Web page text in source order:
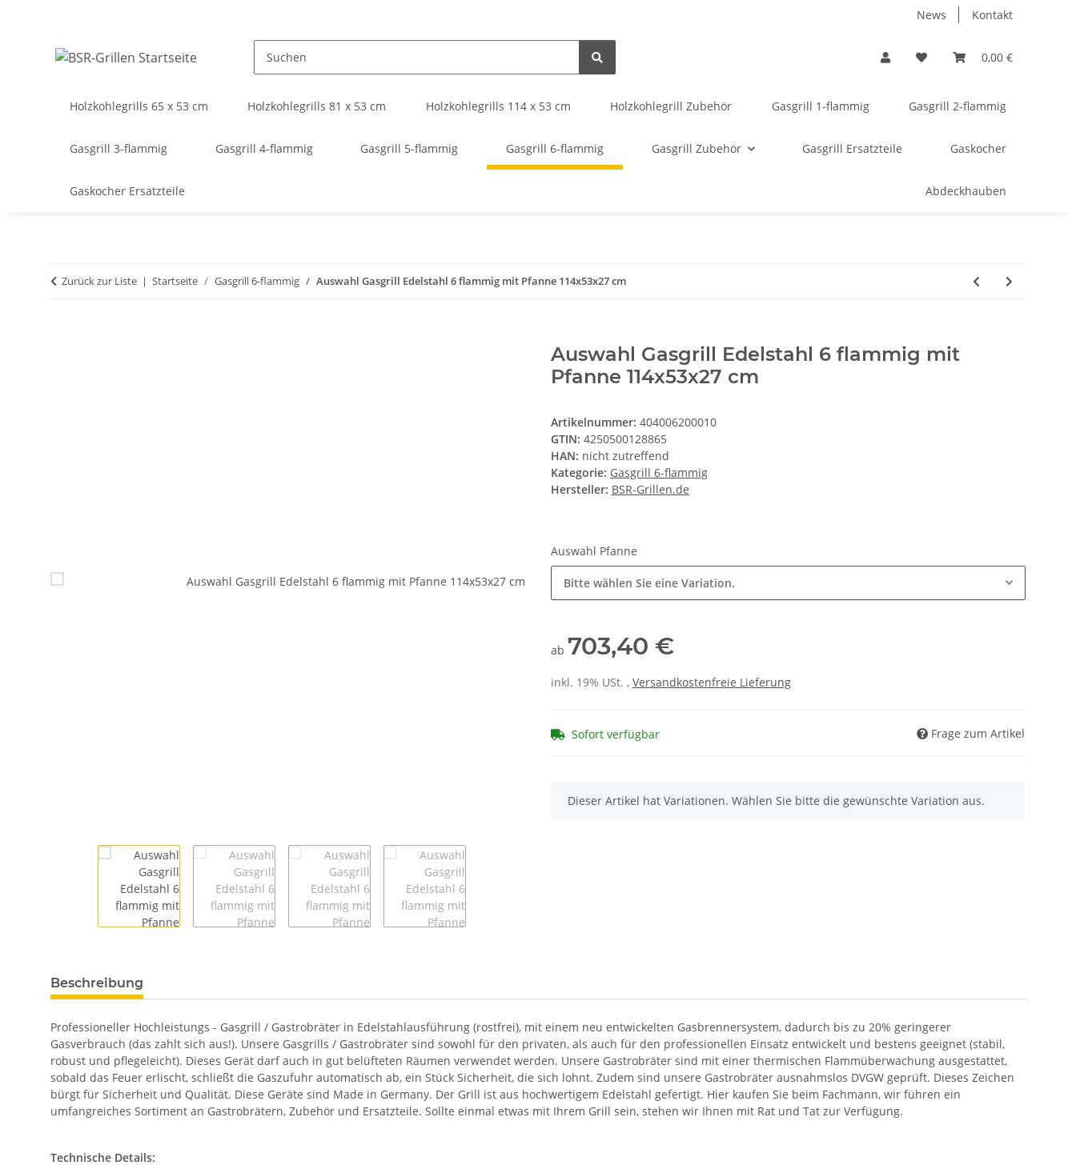
News Kontakt
0,00 €
Holzkohlegrills 65 x 53 cm Holzkohlegrills 81 x 53 cm Holzkohlegrills 114 x 53 cm Holzkohlegrill Zubehör Gasgrill 1-flammig Gasgrill 2-flammig
Gasgrill 3-flammig Gasgrill 4-flammig Gasgrill 5-flammig Gasgrill 6-flammig Gasgrill Zubehör Gasgrill Ersatzteile Gaskocher
Gaskocher Ersatzteile Abdeckhauben
Zurück zur Liste Startseite Gasgrill 6-flammig Auswahl Gasgrill Edelstahl 6 flammig mit Pfanne 114x53x27 cm
Auswahl Gasgrill Edelstahl 6 flammig mit
Pfanne 114x53x27 cm
Artikelnummer: 404006200010
GTIN: 4250500128865
HAN: nicht zutreffend
Kategorie: Gasgrill 6-flammig
Hersteller: BSR-Grillen.de
Auswahl Pfanne
Bitte wählen Sie eine Variation.
ab 703,40 €
inkl. 19% USt. , Versandkostenfreie Lieferung
Sofort verfügbar Frage zum Artikel
x
Dieser Artikel hat Variationen. Wählen Sie bitte die gewünschte Variation aus.
Beschreibung
Professioneller Hochleistungs - Gasgrill / Gastrobräter in Edelstahlausführung (rostfrei), mit einem neu entwickelten Gasbrennersystem, dadurch bis zu 20% geringerer
Gasverbrauch (das zahlt sich aus!). Unsere Gasgrills / Gastrobräter sind sowohl für den privaten, als auch für den professionellen Einsatz entwickelt und bestens geeignet (stabil,
robust und pflegeleicht). Dieses Gerät darf auch in gut belüfteten Räumen verwendet werden. Unsere Gastrobräter sind mit einer thermischen Flammüberwachung ausgestattet,
sobald das Feuer erlischt, schließt die Gaszufuhr automatisch ab, ein Stück Sicherheit, die sich lohnt. Zudem sind unsere Gastrobräter ausnahmslos DVGW geprüft. Dieses Zeichen
bürgt für Sicherheit und Qualität. Diese Geräte sind Made in Germany. Der Grill ist aus hochwertigem Edelstahl gefertigt. Hier kaufen Sie beim Fachmann, wir führen ein
umfangreiches Sortiment an Gastrobrätern, Zubehör und Ersatzteile. Sollte einmal etwas mit Ihrem Grill sein, stehen wir Ihnen mit Rat und Tat zur Verfügung.
Technische Details: